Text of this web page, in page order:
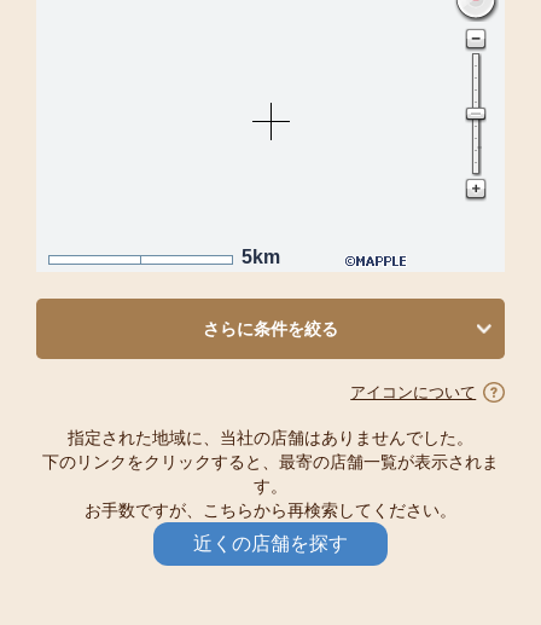
5km
さらに条件を絞る
アイコンについて
指定された地域に、当社の店舗はありませんでした。
下のリンクをクリックすると、最寄の店舗一覧が表示されま
す。
お手数ですが、こちらから再検索してください。
近くの店舗を探す